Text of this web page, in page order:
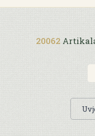
20062